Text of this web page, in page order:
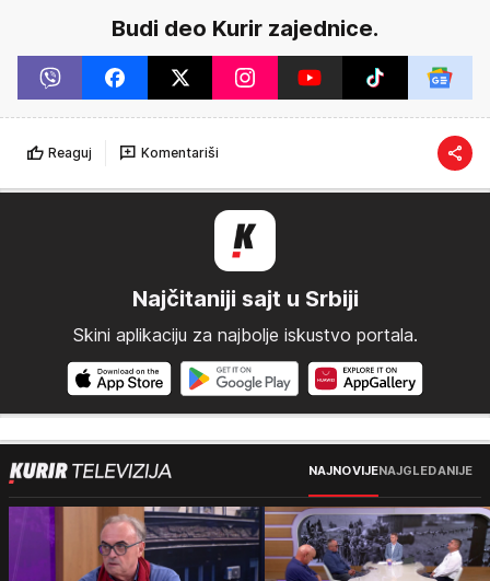
Budi deo Kurir zajednice.
Reaguj Komentariši
Najčitaniji sajt u Srbiji
Skini aplikaciju za najbolje iskustvo portala.
NAJNOVIJENAJGLEDANIJE